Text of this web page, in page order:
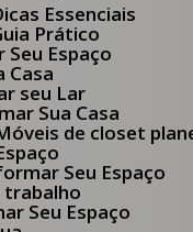
Essenciais
Prático
Seu Espaço
Casa
seu Lar
Sua Casa
Móveis de closet
Seu Espaço
trabalho
Seu Espaço